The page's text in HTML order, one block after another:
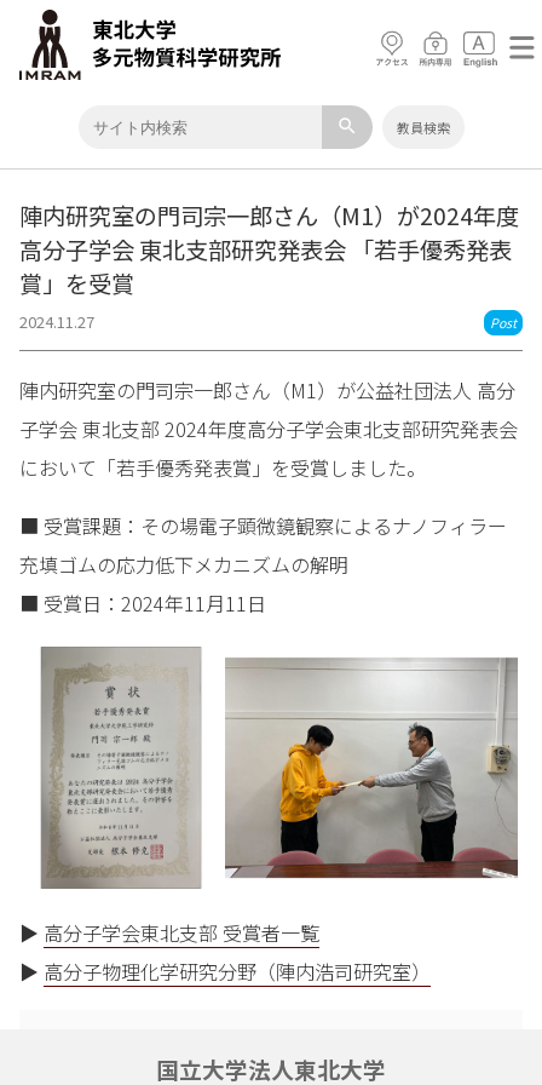
search 教員検索
陣内研究室の門司宗一郎さん（M1）が2024年度
高分子学会 東北支部研究発表会 「若手優秀発表
賞」を受賞
2024.11.27 Post
陣内研究室の門司宗一郎さん（M1）が公益社団法人 高分
子学会 東北支部 2024年度高分子学会東北支部研究発表会
において「若手優秀発表賞」を受賞しました。
■ 受賞課題：その場電子顕微鏡観察によるナノフィラー
充填ゴムの応力低下メカニズムの解明
■ 受賞日：2024年11月11日
▶ 高分子学会東北支部 受賞者一覧
▶ 高分子物理化学研究分野（陣内浩司研究室）
国立大学法人東北大学